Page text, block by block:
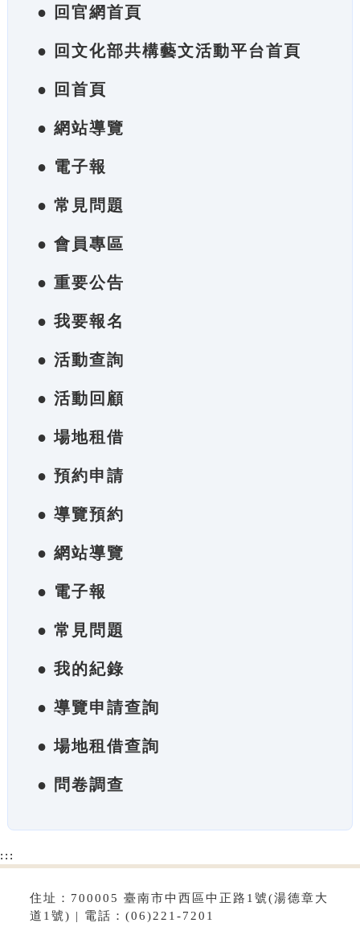
● 回官網首頁
● 回文化部共構藝文活動平台首頁
● 回首頁
● 網站導覽
● 電子報
● 常見問題
● 會員專區
● 重要公告
● 我要報名
● 活動查詢
● 活動回顧
● 場地租借
● 預約申請
● 導覽預約
● 網站導覽
● 電子報
● 常見問題
● 我的紀錄
● 導覽申請查詢
● 場地租借查詢
● 問卷調查
:::
住址：700005 臺南市中西區中正路1號(湯德章大
道1號) | 電話：(06)221-7201